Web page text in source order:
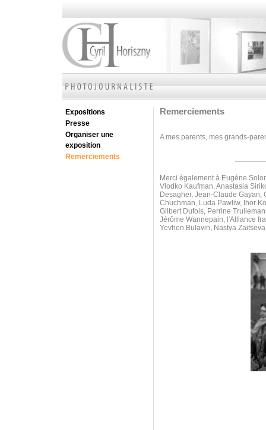
Expositions
Presse
Organiser une
exposition
Remerciements
Remerciements
A mes parents, mes grands-
Merci également à Eugène
Vlodko Kaufman, Anastasia
Desagher, Jean-Claude Gayan,
Chuchman, Luda Pawliw, Ihor
Gilbert Dufois, Perrine
Jérôme Wannepain, l'Alliance
Yevhen Bulavin, Nastya